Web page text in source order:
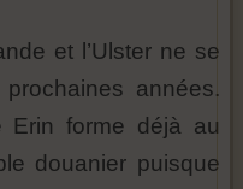
et l’Ulster ne se
années.
Erin forme déjà au
douanier puisque